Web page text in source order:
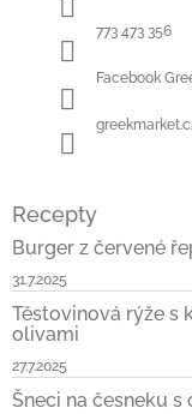
773 473 356
Facebook
Recepty
Burger z červené
31.7.2025
Těstovinová rýže s
olivami
27.7.2025
Šneci na česneku